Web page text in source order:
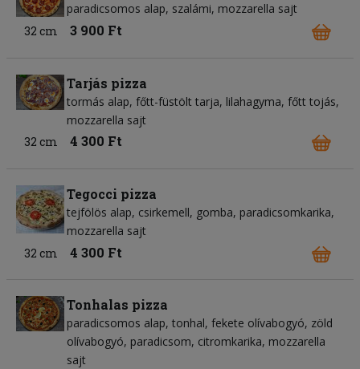
paradicsomos alap szalámi mozzarella sajt
32 cm
3 900 Ft
Tarjás pizza
tormás alap főtt-füstölt tarja lilahagyma főtt tojás
mozzarella sajt
32 cm
4 300 Ft
Tegocci pizza
tejfölös alap csirkemell gomba paradicsomkarika
mozzarella sajt
32 cm
4 300 Ft
Tonhalas pizza
paradicsomos alap tonhal fekete olívabogyó zöld
olívabogyó paradicsom citromkarika mozzarella
sajt